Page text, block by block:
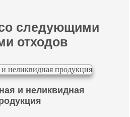
следующими
отходов
и неликвидная